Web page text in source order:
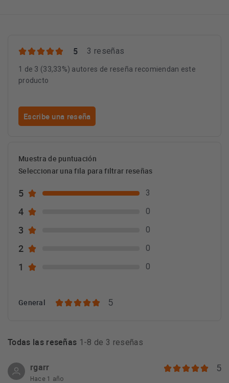
5 3 reseñas
1 de 3 (33,33%) autores de reseña recomiendan este
producto
Escribe una reseña
Muestra de puntuación
Seleccionar una fila para filtrar reseñas
5 3
4 0
3 0
2 0
1 0
General 5
Todas las reseñas 1-8 de 3 reseñas
rgarr
Hace 1 año
5